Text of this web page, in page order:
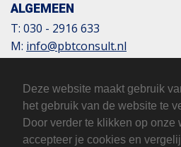
Deze website maakt gebruik
het gebruik van de website te
Door verder te klikken op onze
accepteer je cookies en
ALGEMEEN
T: 030 - 2916 633
M: info@pbtconsult.nl
BTW: 817124305B01
KvK: 32110854